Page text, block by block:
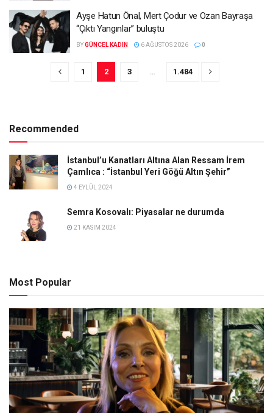
Ayşe Hatun Önal, Mert Çodur ve Ozan Bayraşa
“Çıktı Yangınlar” buluştu
BYGÜNCEL KADIN 6 AĞUSTOS 2026 0
1 2 3 … 1.484
Recommended
İstanbul’u Kanatları Altına Alan Ressam İrem
Çamlıca : “İstanbul Yeri Göğü Altın Şehir”
4 EYLÜL 2024
Semra Kosovalı: Piyasalar ne durumda
21 KASIM 2024
Most Popular